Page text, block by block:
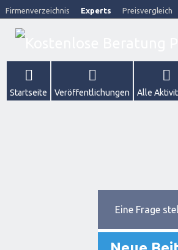
Firmenverzeichnis Experts Preisvergleich
Startseite Veröffentlichungen Alle
Eine Frage